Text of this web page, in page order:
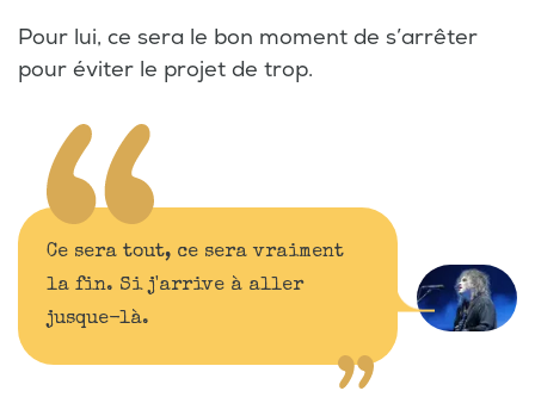
Pour lui, ce sera le bon moment de s’arrêter
pour éviter le projet de trop.
Ce sera tout, ce sera vraiment
la fin. Si j'arrive à aller
jusque-là.